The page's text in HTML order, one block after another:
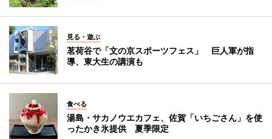
見る・遊ぶ
茗荷谷で「文の京スポーツフェス」 巨人軍が指
導、東大生の講演も
食べる
湯島・サカノウエカフェ、佐賀「いちごさん」を使
ったかき氷提供 夏季限定